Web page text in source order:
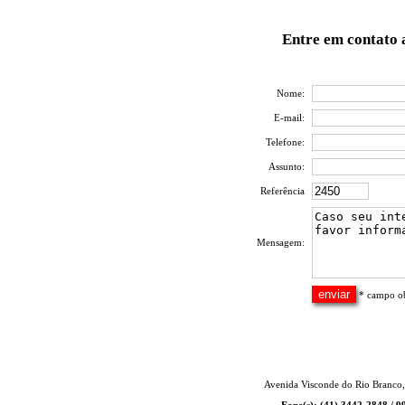
Entre em
Nome:
E-mail:
Telefone:
Assunto:
Referência
Mensagem:
* campo
Avenida Visconde do Rio